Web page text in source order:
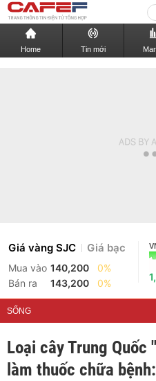
Home Tin mới
Giá vàng SJC Giá bạc
Mua vào 140,200
0%
Bán ra
143,200 0%
SỐNG
Loại cây Trung Quốc
làm thuốc chữa